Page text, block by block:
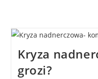
Kryza
grozi?